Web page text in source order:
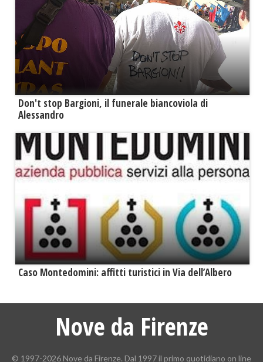
Don't stop Bargioni, il funerale biancoviola di
Alessandro
Caso Montedomini: affitti turistici in Via dell’Albero
Nove da Firenze
© 1997-2026 Nove da Firenze. Dal 1997 il primo quotidiano on line